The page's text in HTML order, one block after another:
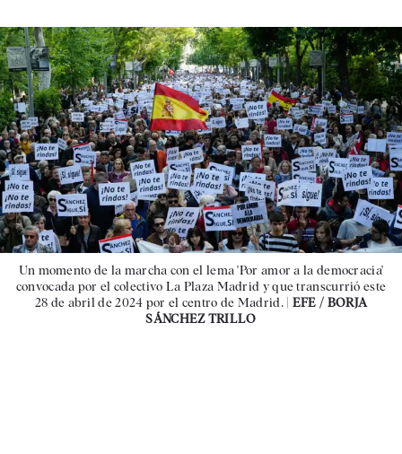
Un momento de la marcha con el lema 'Por amor a la democracia'
convocada por el colectivo La Plaza Madrid y que transcurrió este
28 de abril de 2024 por el centro de Madrid. | EFE / BORJA
SÁNCHEZ TRILLO